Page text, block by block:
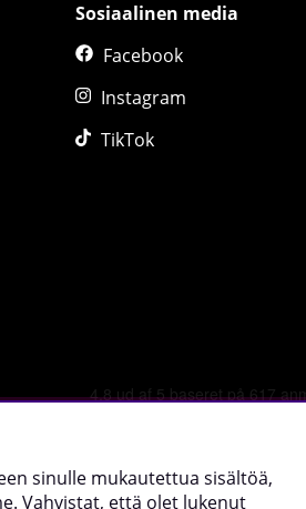
Sosiaalinen media
Facebook
Instagram
TikTok
sinulle mukautettua sisältöä,
Vahvistat, että olet lukenut